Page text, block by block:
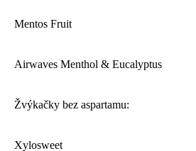
Mentos Fruit
Airwaves Menthol & Eucalyptus
Žvýkačky bez aspartamu:
Xylosweet